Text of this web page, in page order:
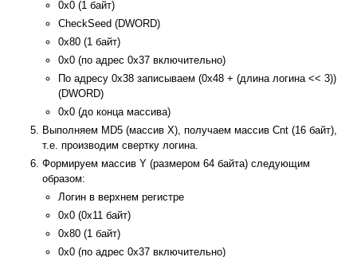
0x0 (1 байт)
CheckSeed (DWORD)
0x80 (1 байт)
0x0 (по адрес 0x37 включительно)
По адресу 0x38 записываем (0x48 + (длина логина << 3))
(DWORD)
0x0 (до конца массива)
Выполняем MD5 (массив X), получаем массив Cnt (16 байт),
т.е. производим свертку логина.
Формируем массив Y (размером 64 байта) следующим
образом:
Логин в верхнем регистре
0x0 (0x11 байт)
0x80 (1 байт)
0x0 (по адрес 0x37 включительно)